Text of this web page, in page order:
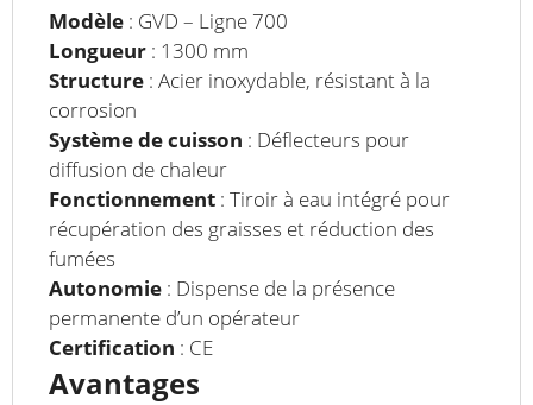
Modèle : GVD – Ligne 700
Longueur : 1300 mm
Structure : Acier inoxydable, résistant à la
corrosion
Système de cuisson : Déflecteurs pour
diffusion de chaleur
Fonctionnement : Tiroir à eau intégré pour
récupération des graisses et réduction des
fumées
Autonomie : Dispense de la présence
permanente d’un opérateur
Certification : CE
Avantages